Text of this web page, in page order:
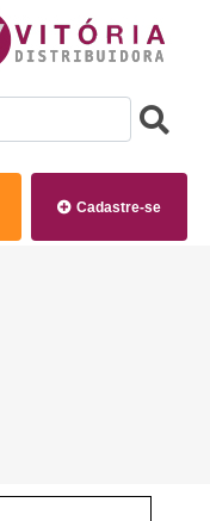
Cadastre-se